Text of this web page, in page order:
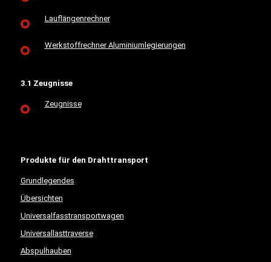
Lauflängenrechner
Werkstoffrechner Aluminiumlegierungen
3.1 Zeugnisse
Zeugnisse
Produkte für den Drahttransport
Grundlegendes
Übersichten
Universalfasstransportwagen
Universallasttraverse
Abspulhauben